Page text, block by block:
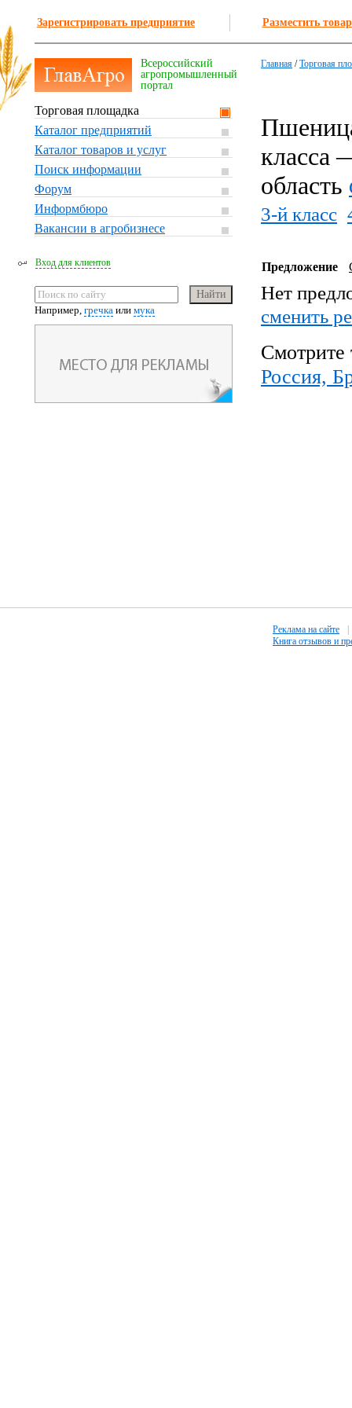
Зарегистрировать предприятие Разместить
Всероссийский
агропромышленный
портал
Торговая площадка
Каталог предприятий
Каталог товаров и услуг
Поиск информации
Форум
Информбюро
Вакансии в агробизнесе
Вход для клиентов
Например, гречка или мука
Главная /Торговая
класса
область
3-й класс
Предложение
Нет
cменить
Смотрите
Россия,
Реклама на сайте
Книга отзывов и